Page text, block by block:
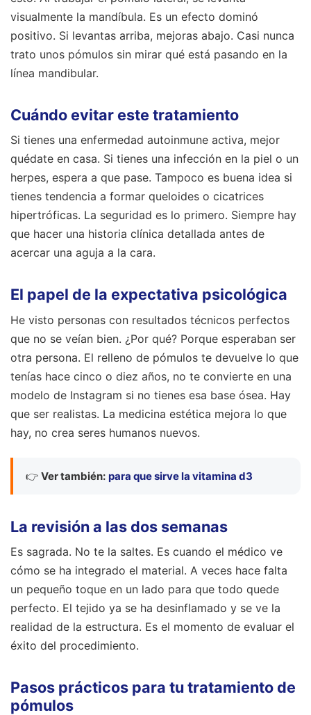
visualmente la mandíbula. Es un efecto dominó
positivo. Si levantas arriba, mejoras abajo. Casi nunca
trato unos pómulos sin mirar qué está pasando en la
línea mandibular.
Cuándo evitar este tratamiento
Si tienes una enfermedad autoinmune activa, mejor
quédate en casa. Si tienes una infección en la piel o un
herpes, espera a que pase. Tampoco es buena idea si
tienes tendencia a formar queloides o cicatrices
hipertróficas. La seguridad es lo primero. Siempre hay
que hacer una historia clínica detallada antes de
acercar una aguja a la cara.
El papel de la expectativa psicológica
He visto personas con resultados técnicos perfectos
que no se veían bien. ¿Por qué? Porque esperaban ser
otra persona. El relleno de pómulos te devuelve lo que
tenías hace cinco o diez años, no te convierte en una
modelo de Instagram si no tienes esa base ósea. Hay
que ser realistas. La medicina estética mejora lo que
hay, no crea seres humanos nuevos.
👉 Ver también: para que sirve la vitamina d3
La revisión a las dos semanas
Es sagrada. No te la saltes. Es cuando el médico ve
cómo se ha integrado el material. A veces hace falta
un pequeño toque en un lado para que todo quede
perfecto. El tejido ya se ha desinflamado y se ve la
realidad de la estructura. Es el momento de evaluar el
éxito del procedimiento.
Pasos prácticos para tu tratamiento de
pómulos